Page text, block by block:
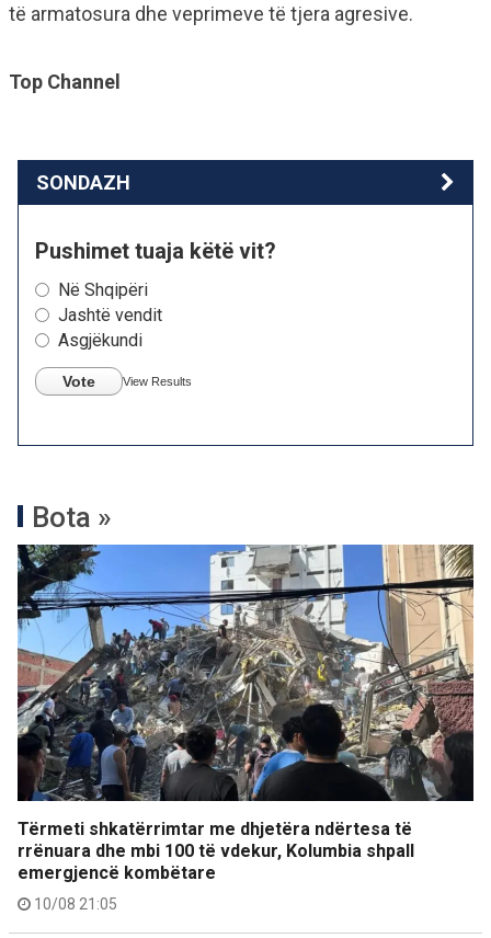
të armatosura dhe veprimeve të tjera agresive.
Top Channel
SONDAZH
Pushimet tuaja këtë vit?
Në Shqipëri
Jashtë vendit
Asgjëkundi
Vote View Results
Bota »
Tërmeti shkatërrimtar me dhjetëra ndërtesa të
rrënuara dhe mbi 100 të vdekur, Kolumbia shpall
emergjencë kombëtare
10/08 21:05